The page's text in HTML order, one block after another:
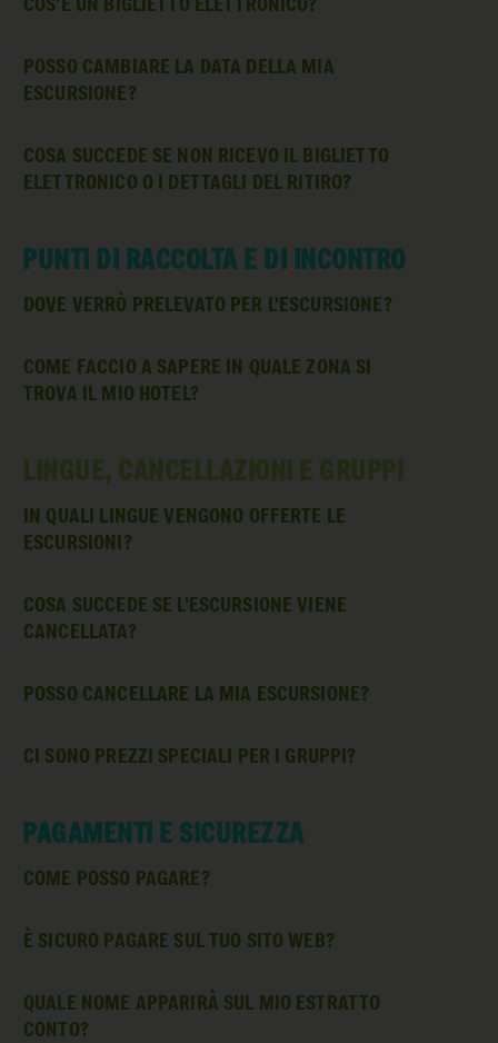
POSSO CAMBIARE LA DATA DELLA MIA
ESCURSIONE?
COSA SUCCEDE SE NON RICEVO IL BIGLIETTO
ELETTRONICO O I DETTAGLI DEL RITIRO?
PUNTI DI RACCOLTA E DI INCONTRO
DOVE VERRÒ PRELEVATO PER L'ESCURSIONE?
COME FACCIO A SAPERE IN QUALE ZONA SI
TROVA IL MIO HOTEL?
LINGUE, CANCELLAZIONI E GRUPPI
IN QUALI LINGUE VENGONO OFFERTE LE
ESCURSIONI?
COSA SUCCEDE SE L'ESCURSIONE VIENE
CANCELLATA?
POSSO CANCELLARE LA MIA ESCURSIONE?
CI SONO PREZZI SPECIALI PER I GRUPPI?
PAGAMENTI E SICUREZZA
COME POSSO PAGARE?
È SICURO PAGARE SUL TUO SITO WEB?
QUALE NOME APPARIRÀ SUL MIO ESTRATTO
CONTO?